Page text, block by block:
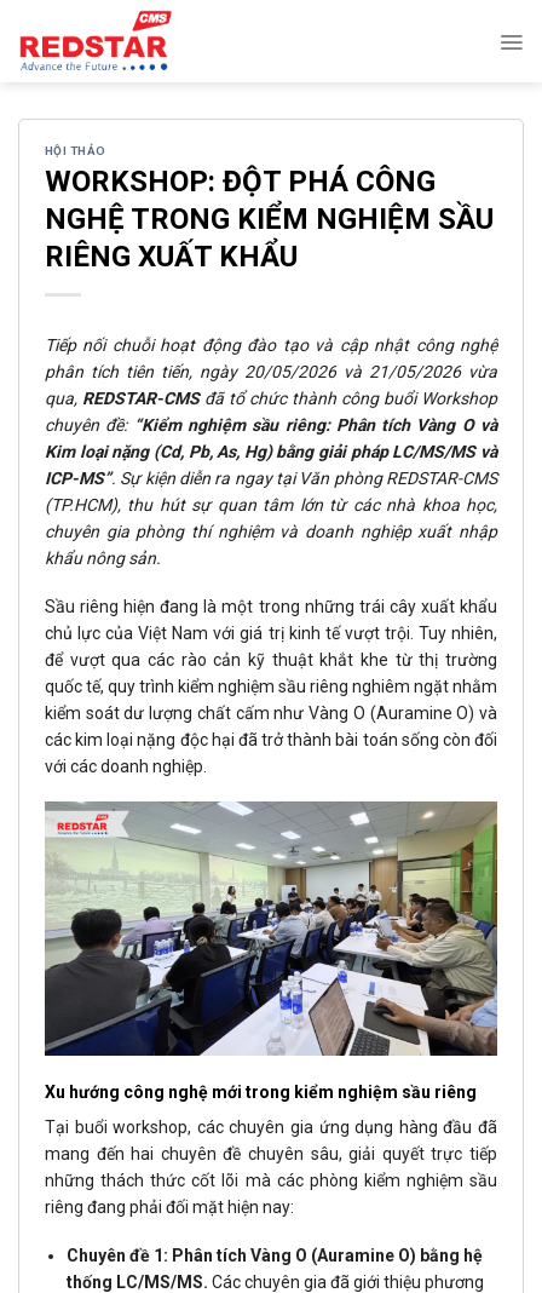
content
HỘI THẢO
WORKSHOP: ĐỘT PHÁ CÔNG
NGHỆ TRONG KIỂM NGHIỆM SẦU
RIÊNG XUẤT KHẨU
Tiếp nối chuỗi hoạt động đào tạo và cập nhật công nghệ
phân tích tiên tiến, ngày 20/05/2026 và 21/05/2026 vừa
qua, REDSTAR-CMSđã tổ chức thành công buổi Workshop
chuyên đề: “Kiểm nghiệm sầu riêng: Phân tích Vàng O và
Kim loại nặng (Cd, Pb, As, Hg) bằng giải pháp LC/MS/MS và
ICP-MS”. Sự kiện diễn ra ngay tại Văn phòng REDSTAR-CMS
(TP.HCM), thu hút sự quan tâm lớn từ các nhà khoa học,
chuyên gia phòng thí nghiệm và doanh nghiệp xuất nhập
khẩu nông sản.
Sầu riêng hiện đang là một trong những trái cây xuất khẩu
chủ lực của Việt Nam với giá trị kinh tế vượt trội. Tuy nhiên,
để vượt qua các rào cản kỹ thuật khắt khe từ thị trường
quốc tế, quy trình kiểm nghiệm sầu riêng nghiêm ngặt nhằm
kiểm soát dư lượng chất cấm như Vàng O (Auramine O) và
các kim loại nặng độc hại đã trở thành bài toán sống còn đối
với các doanh nghiệp.
Xu hướng công nghệ mới trong kiểm nghiệm sầu riêng
Tại buổi workshop, các chuyên gia ứng dụng hàng đầu đã
mang đến hai chuyên đề chuyên sâu, giải quyết trực tiếp
những thách thức cốt lõi mà các phòng kiểm nghiệm sầu
riêng đang phải đối mặt hiện nay:
Chuyên đề 1: Phân tích Vàng O (Auramine O) bằng hệ
thống LC/MS/MS. Các chuyên gia đã giới thiệu phương